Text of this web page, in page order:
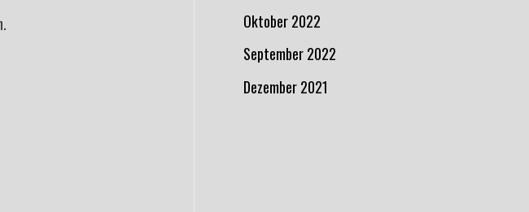
Oktober 2022
September 2022
Dezember 2021